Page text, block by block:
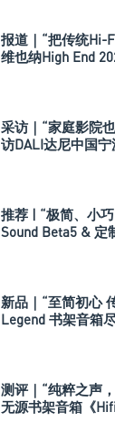
报道｜“把传统Hi-
维也纳High End
采访｜“家庭影院
访DALI达尼中国宁
推荐 | “极简、小
Sound Beta5 & 定
新品｜“至简初心
Legend 书架音箱
测评｜“纯粹之声
无源书架音箱《